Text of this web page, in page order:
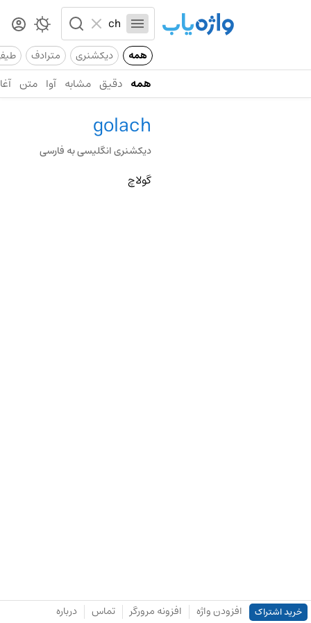
همه دیکشنری مترادف
همه دقیق مشابه آوا متن
golach
دیکشنری انگلیسی به فارسی
گولاچ
خرید اشتراک افزودن واژه افزونه مرورگر تماس درباره